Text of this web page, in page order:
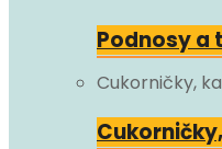
Podnosy a
Cukorničky,